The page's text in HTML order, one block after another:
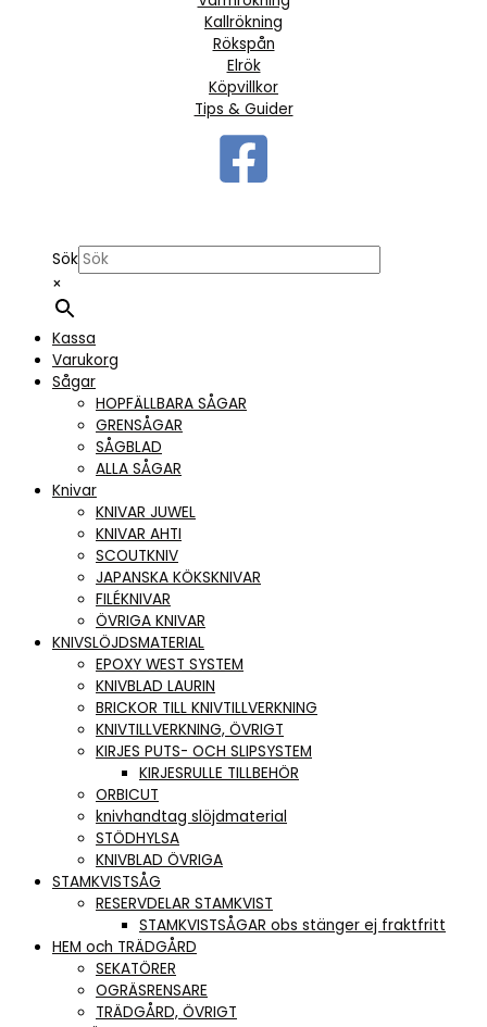
Kallrökning
Rökspån
Elrök
Köpvillkor
Tips & Guider
Sök
×
Kassa
Varukorg
Sågar
HOPFÄLLBARA SÅGAR
GRENSÅGAR
SÅGBLAD
ALLA SÅGAR
Knivar
KNIVAR JUWEL
KNIVAR AHTI
SCOUTKNIV
JAPANSKA KÖKSKNIVAR
FILÉKNIVAR
ÖVRIGA KNIVAR
KNIVSLÖJDSMATERIAL
EPOXY WEST SYSTEM
KNIVBLAD LAURIN
BRICKOR TILL KNIVTILLVERKNING
KNIVTILLVERKNING, ÖVRIGT
KIRJES PUTS- OCH SLIPSYSTEM
KIRJESRULLE TILLBEHÖR
ORBICUT
knivhandtag slöjdmaterial
STÖDHYLSA
KNIVBLAD ÖVRIGA
STAMKVISTSÅG
RESERVDELAR STAMKVIST
STAMKVISTSÅGAR obs stänger ej fraktfritt
HEM och TRÄDGÅRD
SEKATÖRER
OGRÄSRENSARE
TRÄDGÅRD, ÖVRIGT